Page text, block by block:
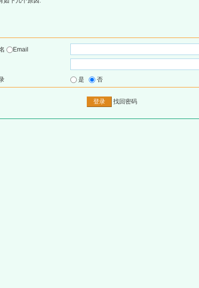
Email
是 否
找回密码